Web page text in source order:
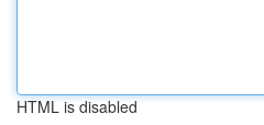
HTML is disabled